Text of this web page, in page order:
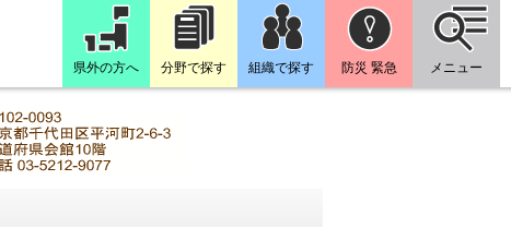
県外の方へ 分野で探す 組織で探す 防災 緊急 メニュー